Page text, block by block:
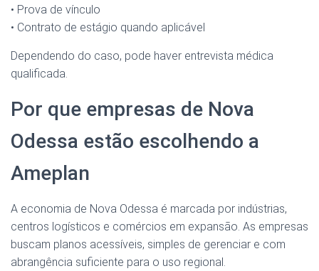
• Prova de vínculo
• Contrato de estágio quando aplicável
Dependendo do caso, pode haver entrevista médica
qualificada.
Por que empresas de Nova
Odessa estão escolhendo a
Ameplan
A economia de Nova Odessa é marcada por indústrias,
centros logísticos e comércios em expansão. As empresas
buscam planos acessíveis, simples de gerenciar e com
abrangência suficiente para o uso regional.